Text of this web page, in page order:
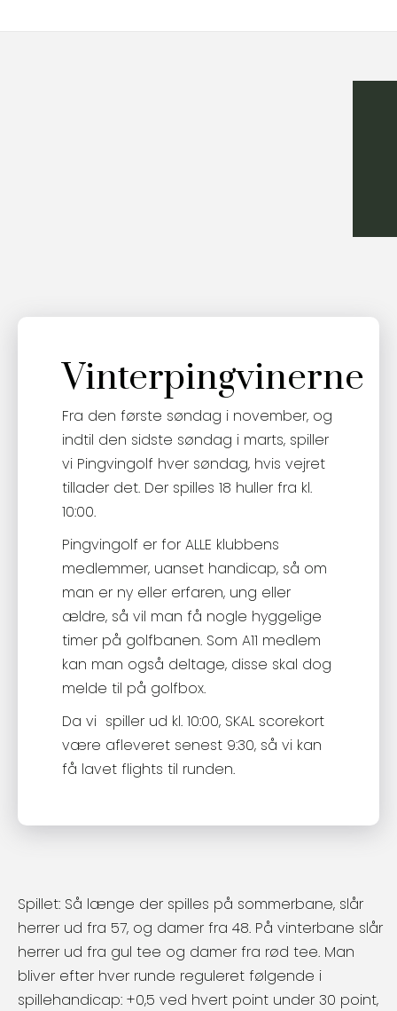
Vinterpingvinerne
Fra den første søndag i november, og
indtil den sidste søndag i marts, spiller
vi Pingvingolf hver søndag, hvis vejret
tillader det. Der spilles 18 huller fra kl.
10:00.
Pingvingolf er for ALLE klubbens
medlemmer, uanset handicap, så om
man er ny eller erfaren, ung eller
ældre, så vil man få nogle hyggelige
timer på golfbanen. Som A11 medlem
kan man også deltage, disse skal dog
melde til på golfbox.
Da vi spiller ud kl. 10:00, SKAL scorekort
være afleveret senest 9:30, så vi kan
få lavet flights til runden.
Spillet: Så længe der spilles på sommerbane, slår
herrer ud fra 57, og damer fra 48. På vinterbane slår
herrer ud fra gul tee og damer fra rød tee. Man
bliver efter hver runde reguleret følgende i
spillehandicap: +0,5 ved hvert point under 30 point,